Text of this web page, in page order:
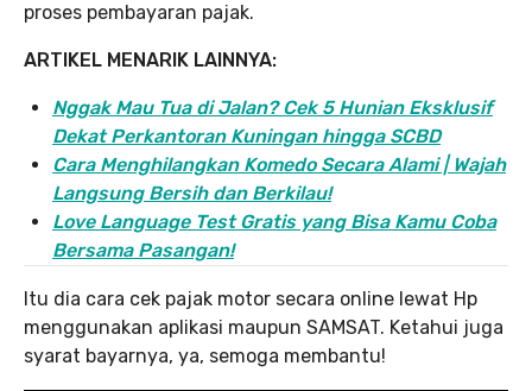
proses pembayaran pajak.
ARTIKEL MENARIK LAINNYA:
Nggak Mau Tua di Jalan? Cek 5 Hunian Eksklusif
Dekat Perkantoran Kuningan hingga SCBD
Cara Menghilangkan Komedo Secara Alami | Wajah
Langsung Bersih dan Berkilau!
Love Language Test Gratis yang Bisa Kamu Coba
Bersama Pasangan!
Itu dia cara cek pajak motor secara online lewat Hp
menggunakan aplikasi maupun SAMSAT. Ketahui juga
syarat bayarnya, ya, semoga membantu!